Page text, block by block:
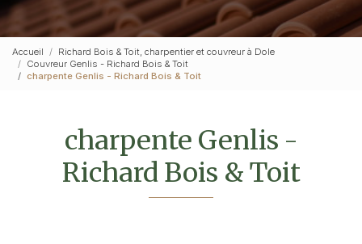
Accueil
Richard Bois & Toit, charpentier et couvreur à Dole
Couvreur Genlis - Richard Bois & Toit
charpente Genlis - Richard Bois & Toit
charpente Genlis -
Richard Bois & Toit